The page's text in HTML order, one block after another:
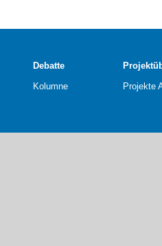
Debatte
Kolumne
Projekte